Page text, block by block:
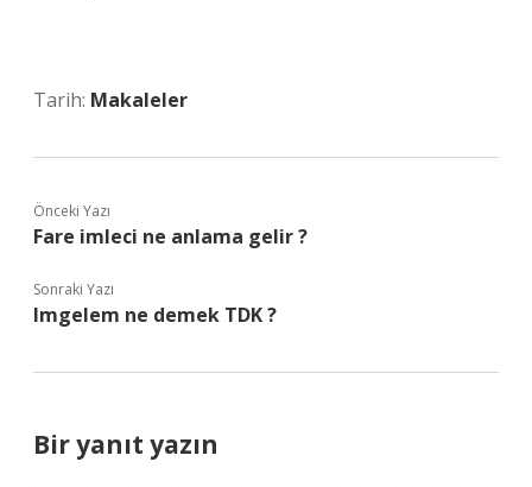
Tarih: Makaleler
Önceki Yazı
Fare imleci ne anlama gelir ?
Sonraki Yazı
Imgelem ne demek TDK ?
Bir yanıt yazın